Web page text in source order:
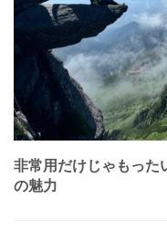
非常用だけじゃもった
の魅力